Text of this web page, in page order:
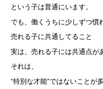
という子は普通にいます。
でも、働くうちに少しずつ慣
売れる子に共通してること
実は、売れる子には共通点が
それは、
“特別な才能”ではないことが